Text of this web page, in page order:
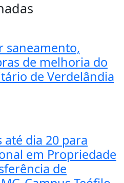
saneamento,
de melhoria do
de Verdelândia
dia 20 para
em Propriedade
de